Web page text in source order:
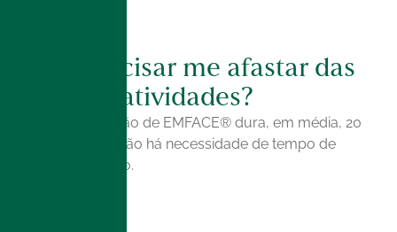
Vou precisar me afastar das
minhas atividades?
Não. A sessão de EMFACE® dura, em média, 20
minutos, e não há necessidade de tempo de
recuperação.